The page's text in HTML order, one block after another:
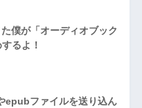
僕が「オーディオブック
るよ！
epubファイルを送り込ん